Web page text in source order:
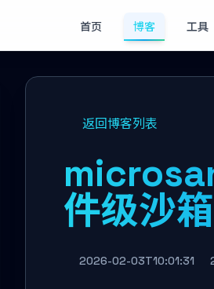
首页 博客 工具
返回博客列表
件级沙箱
2026-02-03T10:01:31